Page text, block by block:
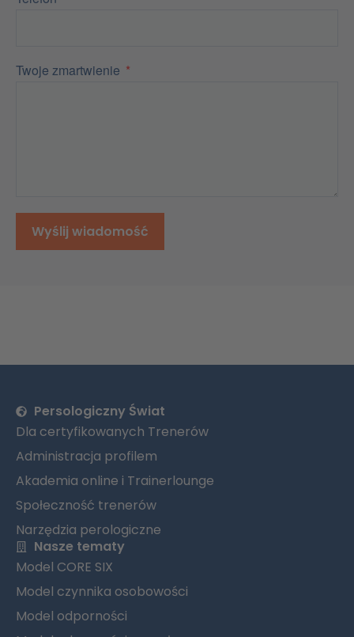
Twoje zmartwienie
Wyślij wiadomość
Persologiczny Świat
Dla certyfikowanych Trenerów
Administracja profilem
Akademia online i Trainerlounge
Społeczność trenerów
Narzędzia perologiczne
Nasze tematy
Model CORE SIX
Model czynnika osobowości
Model odporności